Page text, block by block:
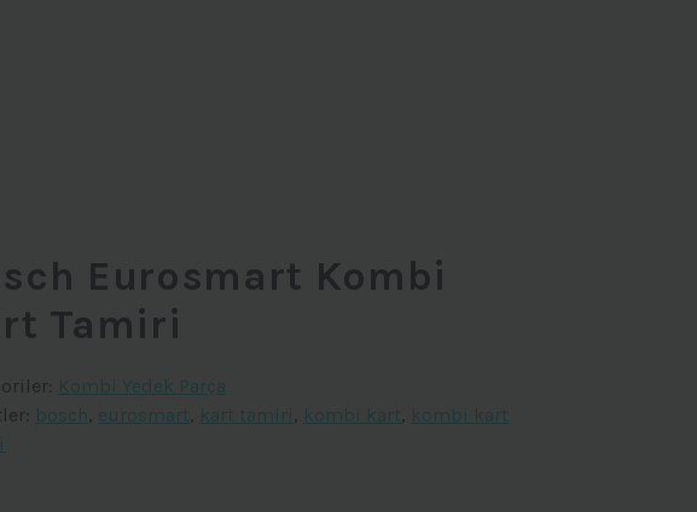
Eurosmart Kombi
Tamiri
Kombi Yedek Parça
bosch, eurosmart, kart tamiri , kombi kart, kombi kart